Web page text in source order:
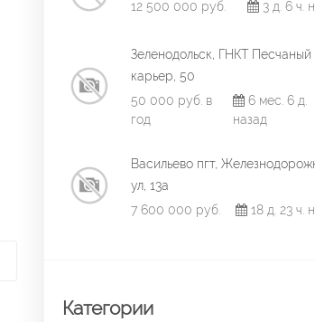
12 500 000 руб. 3 д. 6 ч.
Зеленодольск, ГНКТ Песчаный
карьер, 50
50 000 руб. в
год
6 мес. 6 д.
назад
Васильево пгт,
ул, 13а
7 600 000 руб.
18 д. 23 ч.
Категории